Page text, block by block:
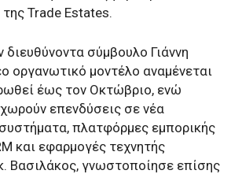
Trade Estates.
σύμβουλο Γιάννη
οργανωτικό μοντέλο αναμένεται
έως τον Οκτώβριο, ενώ
επενδύσεις σε νέα
πλατφόρμες εμπορικής
και εφαρμογές τεχνητής
Βασιλάκος, γνωστοποίησε επίσης